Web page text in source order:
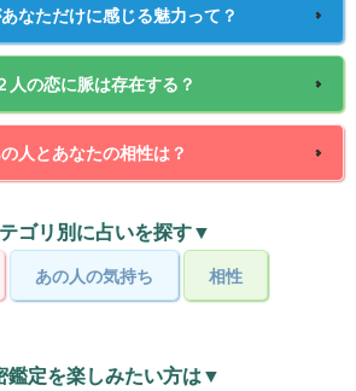
なただけに感じる魅力って？
人の恋に脈は存在する？
人とあなたの相性は？
ゴリ別に占いを探す▼
あの人の気持ち 相性
定を楽しみたい方は▼